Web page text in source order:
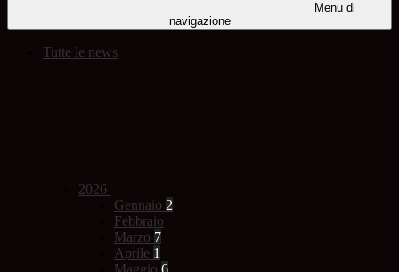
Menu di
navigazione
Tutte le news
2026
Gennaio 2
Febbraio
Marzo 7
Aprile 1